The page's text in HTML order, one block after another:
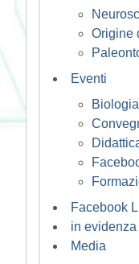
Origine
Eventi
Facebook
in evidenza
Media